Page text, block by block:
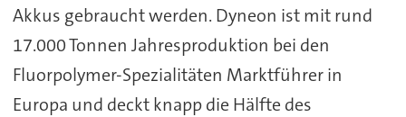
Akkus gebraucht werden. Dyneon ist mit rund
17.000 Tonnen Jahresproduktion bei den
Fluorpolymer-Spezialitäten Marktführer in
Europa und deckt knapp die Hälfte des